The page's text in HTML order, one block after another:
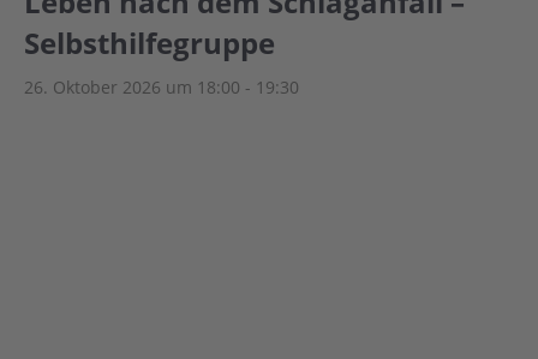
Selbsthilfegruppe
26. Oktober 2026 um 18:00 - 19:30